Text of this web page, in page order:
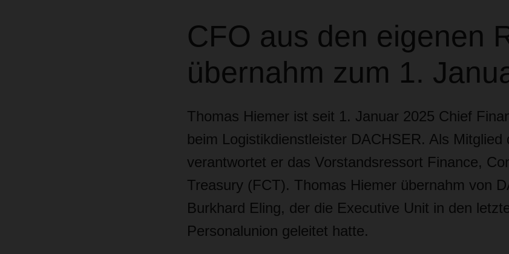
CFO aus den eigenen
übernahm zum 1.
Thomas Hiemer ist seit 1. Januar 2025 Chief
beim Logistikdienstleister DACHSER. Als Mitglied
verantwortet er das Vorstandsressort Finance,
Treasury (FCT). Thomas Hiemer übernahm von
Burkhard Eling, der die Executive Unit in den
Personalunion geleitet hatte.